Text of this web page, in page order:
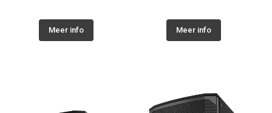
Meer info Meer info